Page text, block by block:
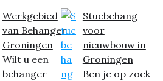
Werkgebied
van Behanger
Groningen
Wilt u een
behanger
Stucbehang
voor
nieuwbouw in
Groningen
Ben je op zoek